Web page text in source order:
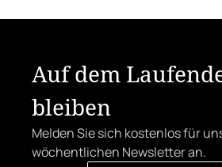
Auf dem
bleiben
Melden Sie sich kostenlos für
wöchentlichen Newsletter an.